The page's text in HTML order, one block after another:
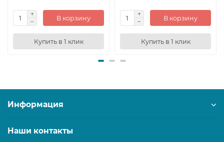
В корзину
Купить в 1 клик
В корзину
Купить в 1 клик
Информация
Наши контакты